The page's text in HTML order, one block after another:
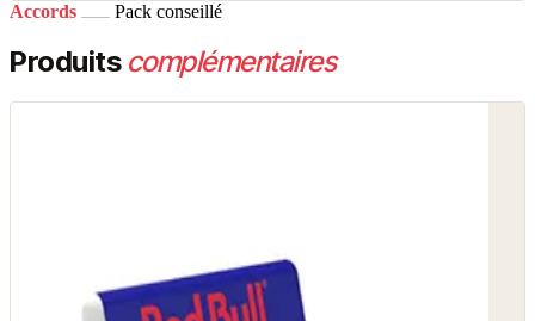
Accords Pack conseillé
Produits complémentaires